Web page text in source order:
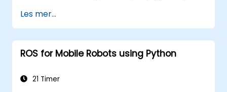
Lære å bygge REST-APIer med FastAPI.
Lære å designe interaktive applikasjoner
med React.
Utvikle, teste og distribuere applikasjoner
FARM-stakken.
Les mer...
ROS for Mobile Robots using Python
21 Timer